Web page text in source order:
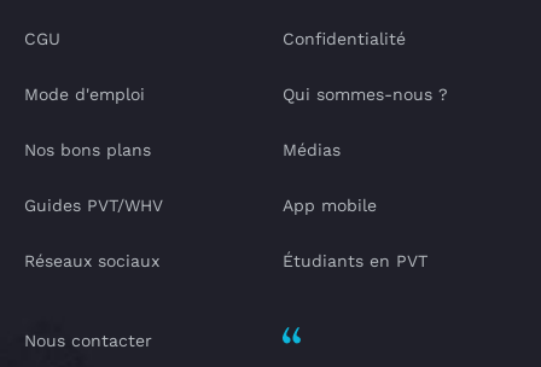
CGU
Mode d'emploi
Nos bons plans
Guides PVT/WHV
Réseaux sociaux
Confidentialité
Qui sommes-nous ?
Médias
App mobile
Étudiants en PVT
Nous contacter